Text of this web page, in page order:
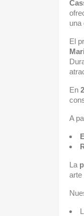
una
El
En
A
La
arte